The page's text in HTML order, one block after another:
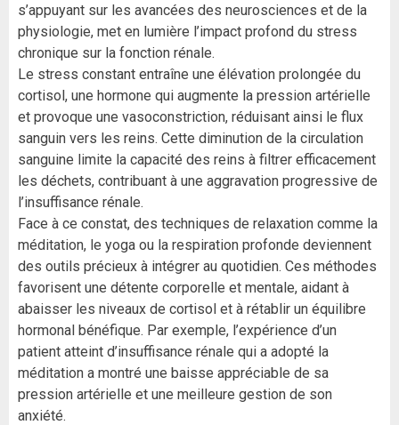
s’appuyant sur les avancées des neurosciences et de la
physiologie, met en lumière l’impact profond du stress
chronique sur la fonction rénale.
Le stress constant entraîne une élévation prolongée du
cortisol, une hormone qui augmente la pression artérielle
et provoque une vasoconstriction, réduisant ainsi le flux
sanguin vers les reins. Cette diminution de la circulation
sanguine limite la capacité des reins à filtrer efficacement
les déchets, contribuant à une aggravation progressive de
l’insuffisance rénale.
Face à ce constat, des techniques de relaxation comme la
méditation, le yoga ou la respiration profonde deviennent
des outils précieux à intégrer au quotidien. Ces méthodes
favorisent une détente corporelle et mentale, aidant à
abaisser les niveaux de cortisol et à rétablir un équilibre
hormonal bénéfique. Par exemple, l’expérience d’un
patient atteint d’insuffisance rénale qui a adopté la
méditation a montré une baisse appréciable de sa
pression artérielle et une meilleure gestion de son
anxiété.